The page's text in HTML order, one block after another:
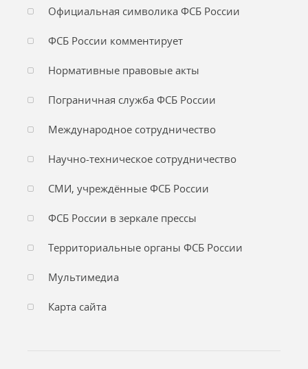
Официальная символика ФСБ России
ФСБ России комментирует
Нормативные правовые акты
Пограничная служба ФСБ России
Международное сотрудничество
Научно-техническое сотрудничество
СМИ, учреждённые ФСБ России
ФСБ России в зеркале прессы
Территориальные органы ФСБ России
Мультимедиа
Карта сайта